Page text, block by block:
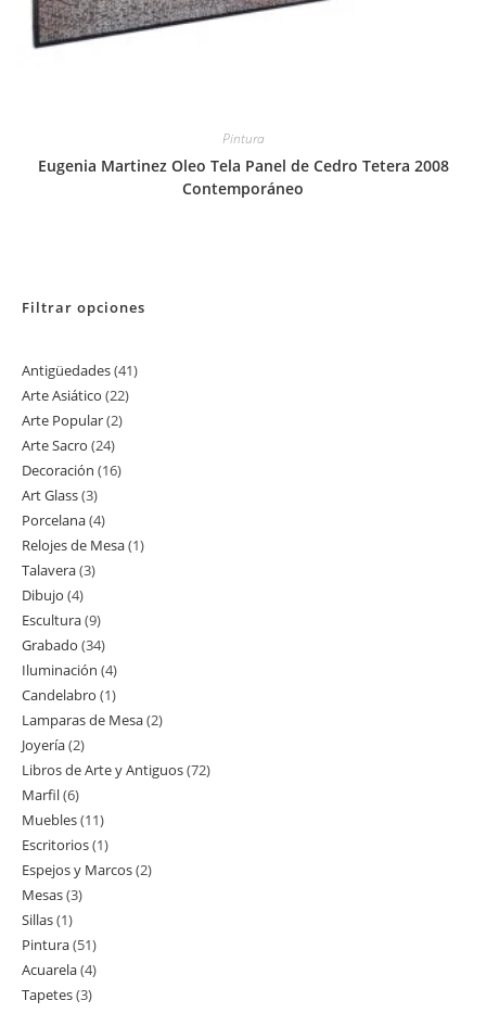
Pintura
Eugenia Martinez Oleo Tela Panel de Cedro Tetera 2008
Contemporáneo
Filtrar opciones
Antigüedades 4141
Arte Asiático 2222
Arte Popular 22
Arte Sacro 2424
productos
Decoración 1616
Art Glass 33
productos
Porcelana 44
productos
Relojes de Mesa 11
Talavera 33
Dibujo 44
productos
Escultura 99
productos
Grabado 3434
productos
Iluminación 44
productos
Candelabro 11
producto
Lamparas de Mesa 22
Joyería 22
productos
Libros de Arte y Antiguos 7272
Marfil 66
productos
Muebles 1111
productos
Escritorios 11
producto
Espejos y Marcos 22
Mesas 33
Sillas 11
producto
Pintura 5151
productos
Acuarela 44
productos
Tapetes 33